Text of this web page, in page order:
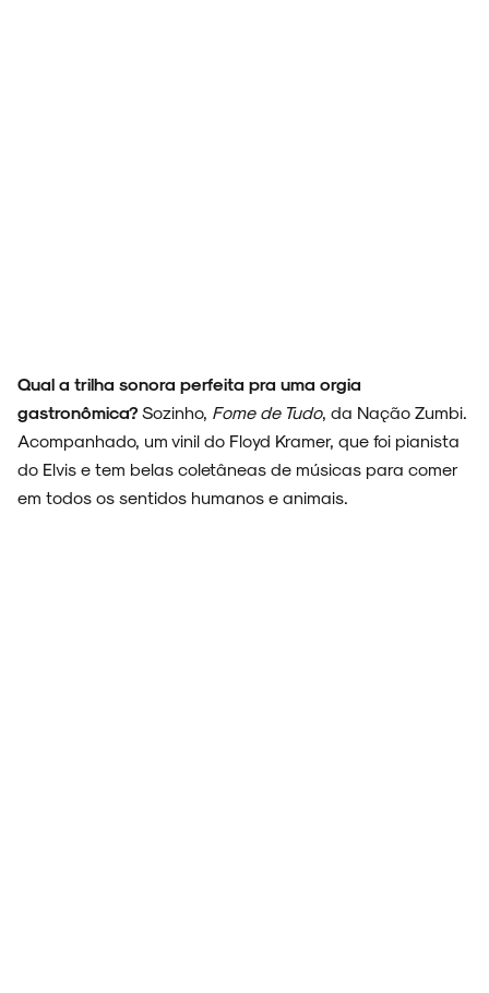
Qual a trilha sonora perfeita pra uma orgia
gastronômica? Sozinho, Fome de Tudo, da Nação Zumbi.
Acompanhado, um vinil do Floyd Kramer, que foi pianista
do Elvis e tem belas coletâneas de músicas para comer
em todos os sentidos humanos e animais.